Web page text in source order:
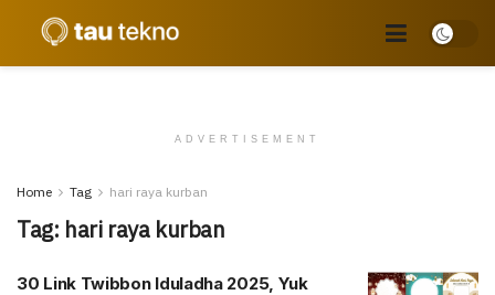
ADVERTISEMENT
Home Tag hari raya kurban
Tag: hari raya kurban
30 Link Twibbon Iduladha 2025, Yuk